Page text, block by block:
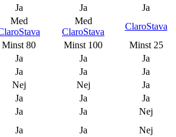
Ja Ja
Ja
Med
Med
ClaroStava
ClaroStava
Minst 80 Minst 100
Minst 25
Ja Ja
Ja
Ja Ja
Ja
Nej Nej
Ja
Ja Ja
Ja
Ja Ja
Nej
Ja Ja
Nej